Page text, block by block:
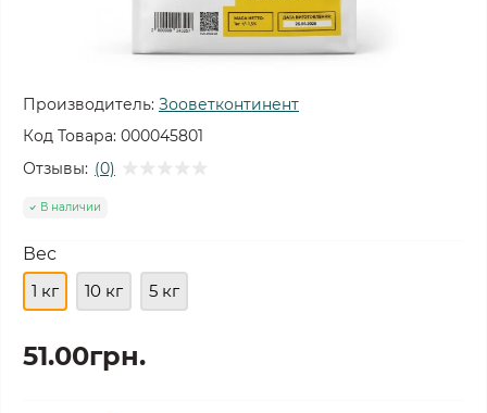
Производитель: Зооветконтинент
Код Товара: 000045801
Отзывы: (0)
В наличии
Вес
1 кг
10 кг 5 кг
51.00грн.